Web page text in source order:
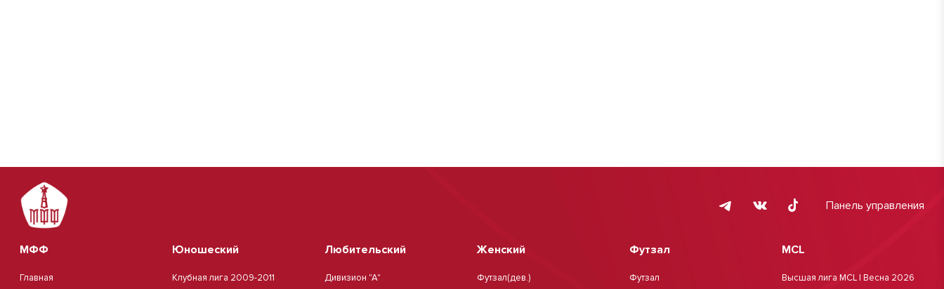
Панель управления
МФФ
Главная
Юношеский
Клубная лига 2009-2011
Любительский
Дивизион "А"
Женский
Футзал(дев.)
Футзал
Футзал
MCL
Высшая лига MCL | Весна 2026